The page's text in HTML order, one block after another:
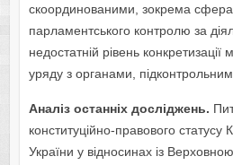
скоординованими, зокрема сфера
парламентського контролю за
недостатній рівень конкретизації
уряду з органами,
Аналіз останніх досліджень.
конституційно-правового статусу
України у відносинах із